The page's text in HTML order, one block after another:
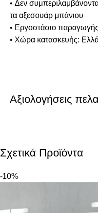
• Δεν
τα αξεσουάρ μπάνιου
• Εργοστάσιο
• Χώρα κατασκευής:
Αξιολογήσεις
Σχετικά Προϊόντα
-10%